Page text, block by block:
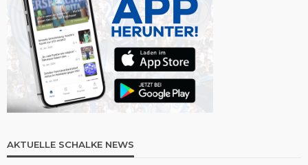
AKTUELLE SCHALKE NEWS